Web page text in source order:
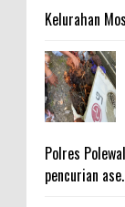
Kelurahan
Polres
pencurian